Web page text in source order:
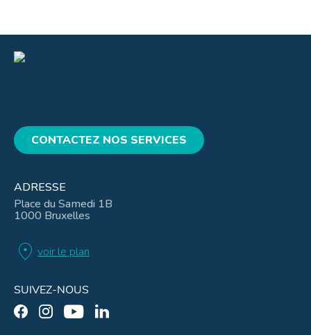
CONTACTEZ NOS SERVICES
ADRESSE
Place du Samedi 1B
1000 Bruxelles
location_on voir le plan
SUIVEZ-NOUS